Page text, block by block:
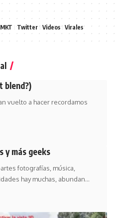
MKT Twitter Videos Virales
blend?)
vuelto a hacer recordamos
y más geeks
fotografías, música,
hay muchas, abundan…